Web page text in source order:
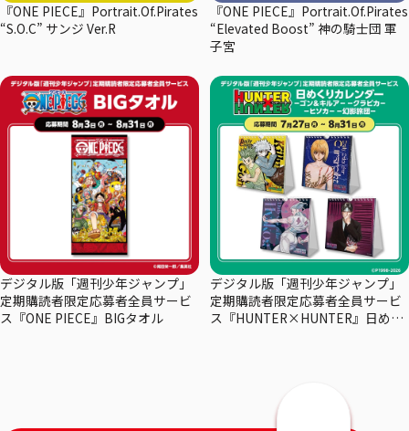
『ONE PIECE』Portrait.Of.Pirates
“S.O.C” サンジ Ver.R
『ONE PIECE』Portrait.Of.Pirates
“Elevated Boost” 神の騎士団 軍
子宮
デジタル版「週刊少年ジャンプ」
定期購読者限定応募者全員サービ
ス『ONE PIECE』BIGタオル
デジタル版「週刊少年ジャンプ」
定期購読者限定応募者全員サービ
ス『HUNTER×HUNTER』日めく